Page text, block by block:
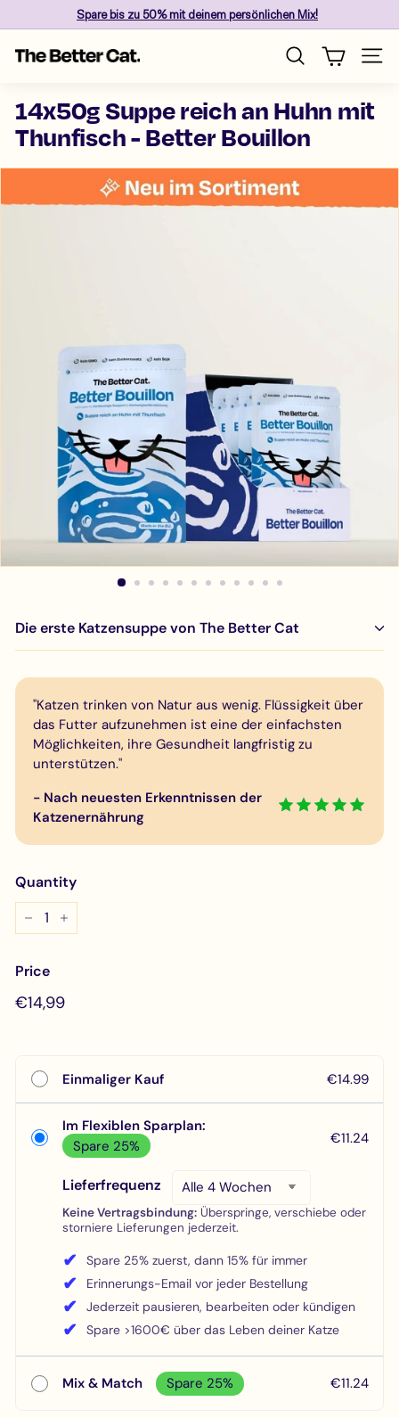
to
content
Pause
Sparebis zu 50%mit deinem persönlichen Mix!
T
e
B
e
t
e
Search Site
14x50g Suppe reich an Huhn mit
Thunfisch - Better Bouillon
Die erste Katzensuppe von The Better Cat
"Katzen trinken von Natur aus wenig. Flüssigkeit über
das Futter aufzunehmen ist eine der einfachsten
Möglichkeiten, ihre Gesundheit langfristig zu
unterstützen."
- Nach neuesten Erkenntnissen der
Katzenernährung
Quantity
+
Price
Regular
€14,99€14,99
Einmaliger Kauf €14.99
Im Flexiblen Sparplan:
Spare 25%
€11.24
Lieferfrequenz
Keine Vertragsbindung:Überspringe, verschiebe oder
storniere Lieferungen jederzeit.
✔ Spare 25% zuerst, dann 15% für immer
✔ Erinnerungs-Email vor jeder Bestellung
✔ Jederzeit pausieren, bearbeiten oder kündigen
✔ Spare >1600€ über das Leben deiner Katze
Mix & Match Spare 25% €11.24